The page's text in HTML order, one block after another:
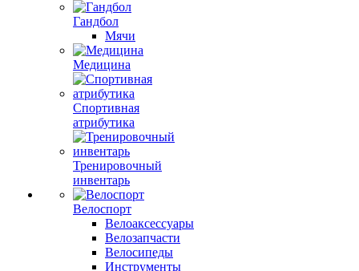
Гандбол
Мячи
Медицина
Спортивная
атрибутика
Тренировочный
инвентарь
Велоспорт
Велоаксессуары
Велозапчасти
Велосипеды
Инструменты